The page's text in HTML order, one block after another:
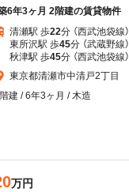
6年3ヶ月 2階建の賃貸物件
清瀬駅 歩22分 （西武池袋線）
東所沢駅 歩45分 （武蔵野線）
秋津駅 歩45分 （西武池袋線）
東京都清瀬市中清戸2丁目
建 / 6年3ヶ月 / 木造
万円